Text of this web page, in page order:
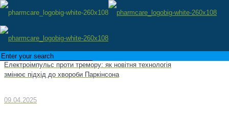
Електроімпульс проти тремору: як новітня технологія
змінює підхід до хвороби Паркінсона
09.04.2025